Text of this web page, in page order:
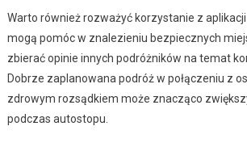
Warto również rozważyć korzystanie z
mogą pomóc w znalezieniu bezpiecznych
zbierać opinie innych podróżników na temat
Dobrze zaplanowana podróż w połączeniu z
zdrowym rozsądkiem może znacząco
podczas autostopu.